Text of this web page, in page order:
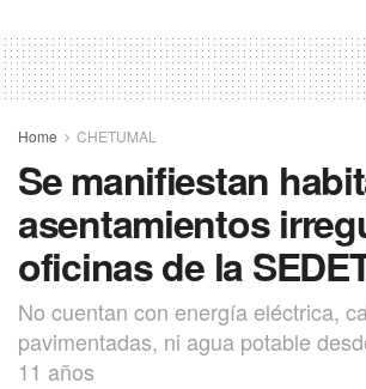
Home CHETUMAL
Se manifiestan
asentamientos
oficinas de la
No cuentan con energía eléctrica,
pavimentadas, ni agua potable
11 años